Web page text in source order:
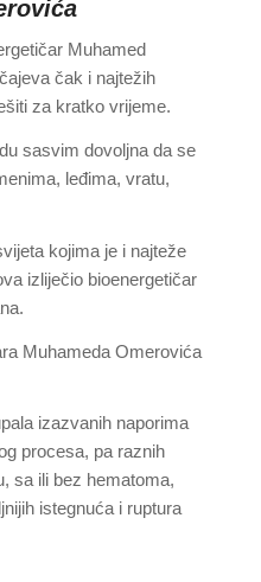
Muhamed
čak i najtežih
za kratko vrijeme.
sasvim dovoljna da se
leđima, vratu,
kojima je i najteže
izliječio bioenergetičar
Muhameda Omerovića
izazvanih naporima
procesa, pa raznih
sa ili bez hematoma,
istegnuća i ruptura